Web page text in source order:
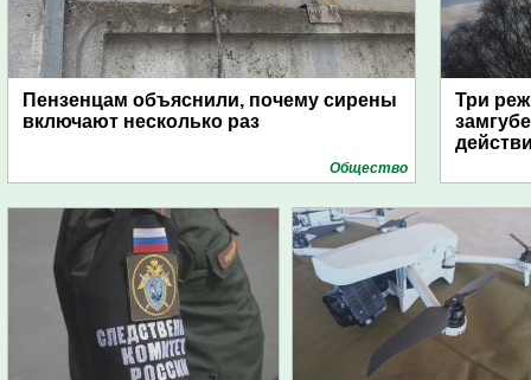
Пензенцам объяснили, почему сирены
включают несколько раз
Общество
Три